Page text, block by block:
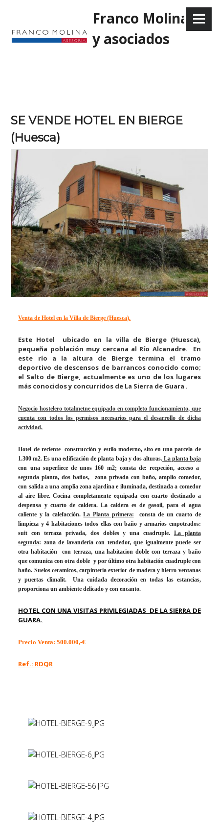
Franco Molina
y asociados
Menu
SE VENDE HOTEL EN BIERGE
(Huesca)
Venta de Hotel en la Villa de Bierge (Huesca).
Este Hotel ubicado en la villa de Bierge (Huesca),
pequeña población muy cercana al Río Alcanadre. En
este río a la altura de Bierge termina el tramo
deportivo de descensos de barrancos conocido como;
el Salto de Bierge, actualmente es uno de los lugares
más conocidos y concurridos de La Sierra de Guara .
Negocio hostelero totalmetne equipado en completo funcionamiento, que
cuenta con todos los permisos necesarios para el desarrollo de dicha
actividad.
Hotel de reciente construcción y estilo moderno, sito en una parcela de
1.300 m2. Es una edificación de planta baja y dos alturas.La planta baja
con una superfiece de unos 160 m2; consta de: recpeción, acceso a
segunda planta, dos baños, zona privada con baño, amplio comedor,
con salida a una amplia zona ajardina e iluminada, destinada a comedor
al aire libre. Cocina completamente equipada con cuarto destinado a
despensa y cuarto de caldera. La caldera es de gasoil, para el agua
caliente y la calefacción.La Planta primera: consta de un cuarto de
limpieza y 4 habitaciones todos ellas con baño y armarios empotrados:
suit con terraza privada, dos dobles y una cuadruple. La planta
segunda: zona de lavandería con tendedor, que igualmente puede ser
otra habitación con terraza, una habitacion doble con terraza y baño
que comunica con otra doble y por último otra habitación cuadruple con
baño. Suelos ceramicos, carpinteria exterior de madera y hierro ventanas
y puertas climalit. Una cuidada decoración en todas las estancias,
proporciona un ambiente delicado y con encanto.
HOTEL CON UNA VISITAS PRIVILEGIADAS DE LA SIERRA DE
GUARA.
Precio Venta: 500.000,-€
Ref.: RDQR